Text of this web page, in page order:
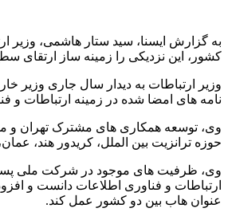
به گزارش ایسنا، سید ستار هاشمی، وزیر
کشور، این نزدیکی را زمینه ساز ارتقای
وزیر ارتباطات به دیدار سال جاری وزیر
نامه های امضا شده در زمینه ارتباطات و
وی، توسعه همکاری های مشترک تهران و
حوزه ترانزیت بین الملل، کریدور هند،
وی، ظرفیت های موجود در شرکت ملی پست
ارتباطات و فناوری اطلاعات دانست و
عنوان هاب بین دو کشور عمل کند.